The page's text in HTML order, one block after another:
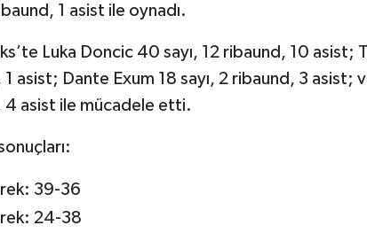
1 asist ile oynadı.
Luka Doncic 40 sayı, 12 ribaund, 10 asist;
asist; Dante Exum 18 sayı, 2 ribaund, 3 asist;
4 asist ile mücadele etti.
39-36
24-38